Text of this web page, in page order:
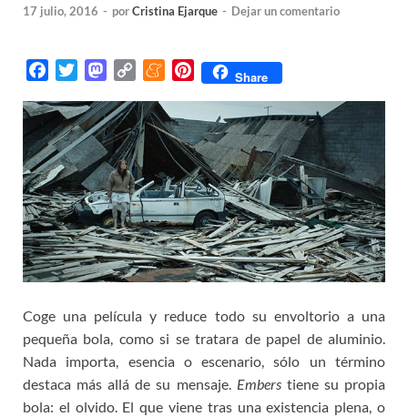
17 julio, 2016 - porCristina Ejarque - Dejar un comentario
c
e
b
o
o
k
i
t
t
e
r
M
s
t
o
d
o
n
p
y
L
i
n
k
M
n
e
a
m
e
P
t
e
r
e
s
t
Share
Coge una película y reduce todo su envoltorio a una
pequeña bola, como si se tratara de papel de aluminio.
Nada importa, esencia o escenario, sólo un término
destaca más allá de su mensaje. Emberstiene su propia
bola: el olvido. El que viene tras una existencia plena, o